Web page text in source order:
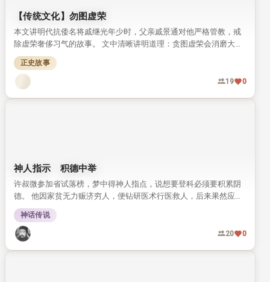
【传统文化】勿图虚荣
本文讲明代抗倭名将戚继光年少时，父亲戚景通对他严格管教，戒
除虚荣奢侈习气的故事。 文中清晰讲明道理：贪图虚荣会消磨大
志，难成一番事业。
正史故事
19 0
神人指示 积德中举
许叔微参加省试落榜，梦中得神人指点，说想要登科必须要积累阴
德。 他因家贫无力赈济穷人，便钻研医术行医救人，后来果然应验
神示得中举人。
神话传说
20 0